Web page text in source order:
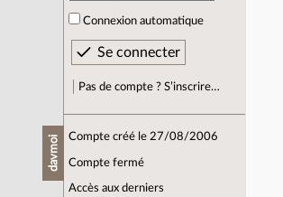
Connexion automatique
Pas de compte ? S’inscrire…
davmoi Compte créé le 27/08/2006
Compte fermé
Accès aux derniers